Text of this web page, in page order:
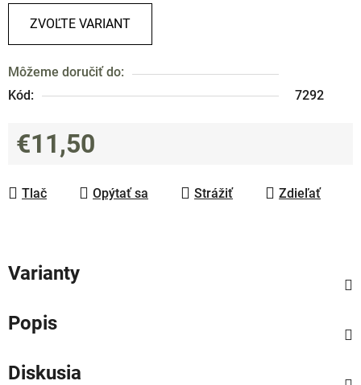
ZVOĽTE VARIANT
Môžeme doručiť do:
Kód:
7292
€11,50
Tlač
Opýtať sa Strážiť Zdieľať
Varianty
Popis
Diskusia